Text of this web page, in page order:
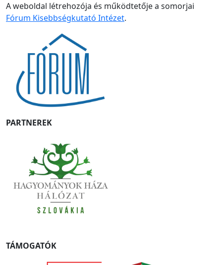
A weboldal létrehozója és működtetője a somorjai
Fórum Kisebbségkutató Intézet.
PARTNEREK
TÁMOGATÓK